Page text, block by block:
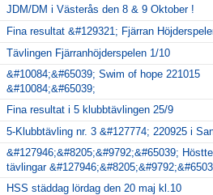
JDM/DM i Västerås den 8 & 9 Oktober !
Fina resultat &#129321; Fjärran
Tävlingen Fjärranhöjderspelen 1/10
&#10084;&#65039; Swim of hope 221015
&#10084;&#65039;
Fina resultat i 5 klubbtävlingen 25/9
5-Klubbtävling nr. 3 &#127774; 220925 i
&#127946;&#8205;&#9792;&#65039;
tävlingar
HSS städdag lördag den 20 maj kl.10